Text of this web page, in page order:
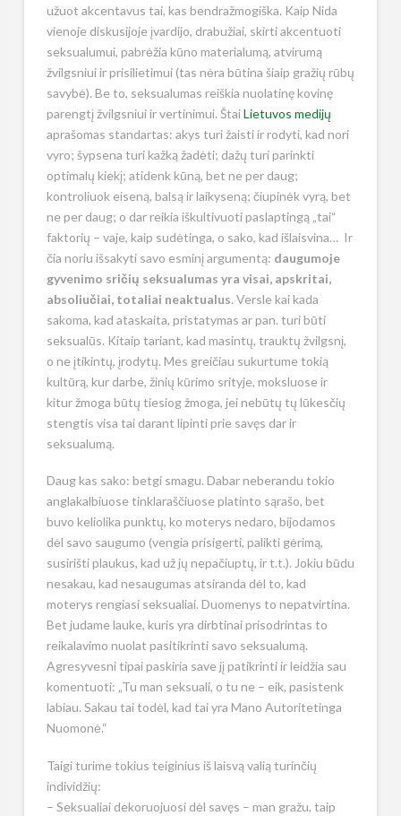
užuot akcentavus tai, kas bendražmogiška. Kaip Nida
vienoje diskusijoje įvardijo, drabužiai, skirti akcentuoti
seksualumui, pabrėžia kūno materialumą, atvirumą
žvilgsniui ir prisilietimui (tas nėra būtina šiaip gražių rūbų
savybė). Be to, seksualumas reiškia nuolatinę kovinę
parengtį žvilgsniui ir vertinimui. ŠtaiLietuvos medijų
aprašomas standartas: akys turi žaisti ir rodyti, kad nori
vyro; šypsena turi kažką žadėti; dažų turi parinkti
optimalų kiekį; atidenk kūną, bet ne per daug;
kontroliuok eiseną, balsą ir laikyseną; čiupinėk vyrą, bet
ne per daug; o dar reikia iškultivuoti paslaptingą „tai“
faktorių – vaje, kaip sudėtinga, o sako, kad išlaisvina… Ir
čia noriu išsakyti savo esminį argumentą: daugumoje
gyvenimo sričių seksualumas yra visai, apskritai,
absoliučiai, totaliai neaktualus. Versle kai kada
sakoma, kad ataskaita, pristatymas ar pan. turi būti
seksualūs. Kitaip tariant, kad masintų, trauktų žvilgsnį,
o ne įtikintų, įrodytų. Mes greičiau sukurtume tokią
kultūrą, kur darbe, žinių kūrimo srityje, moksluose ir
kitur žmoga būtų tiesiog žmoga, jei nebūtų tų lūkesčių
stengtis visa tai darant lipinti prie savęs dar ir
seksualumą.
Daug kas sako: betgi smagu. Dabar neberandu tokio
anglakalbiuose tinklaraščiuose platinto sąrašo, bet
buvo keliolika punktų, ko moterys nedaro, bijodamos
dėl savo saugumo (vengia prisigerti, palikti gėrimą,
susirišti plaukus, kad už jų nepačiuptų, ir t.t.). Jokiu būdu
nesakau, kad nesaugumas atsiranda dėl to, kad
moterys rengiasi seksualiai. Duomenys to nepatvirtina.
Bet judame lauke, kuris yra dirbtinai prisodrintas to
reikalavimo nuolat pasitikrinti savo seksualumą.
Agresyvesni tipai paskiria save jį patikrinti ir leidžia sau
komentuoti: „Tu man seksuali, o tu ne – eik, pasistenk
labiau. Sakau tai todėl, kad tai yra Mano Autoritetinga
Nuomonė.“
Taigi turime tokius teiginius iš laisvą valią turinčių
individžių:
– Seksualiai dekoruojuosi dėl savęs – man gražu, taip